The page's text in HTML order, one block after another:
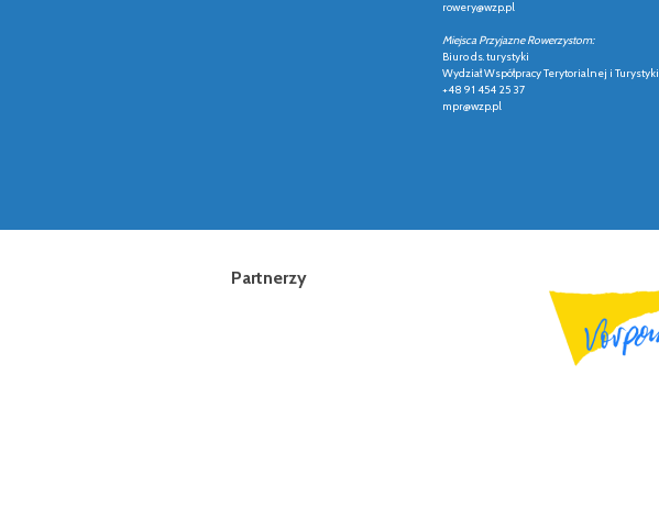
rowery@wzp.pl
Miejsca Przyjazne Rowerzystom:
Biuro ds. turystyki
Wydział Współpracy Terytorialnej i Turystyki
+48 91 454 25 37
mpr@wzp.pl
Partnerzy